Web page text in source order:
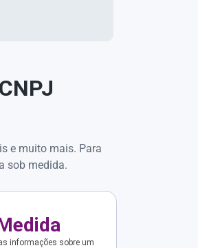
e muito mais. Para
sob medida.
informações sobre um